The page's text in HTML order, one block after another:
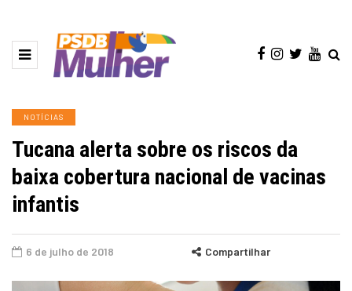
NOTÍCIAS
Tucana alerta sobre os riscos da
baixa cobertura nacional de vacinas
infantis
6 de julho de 2018 Compartilhar